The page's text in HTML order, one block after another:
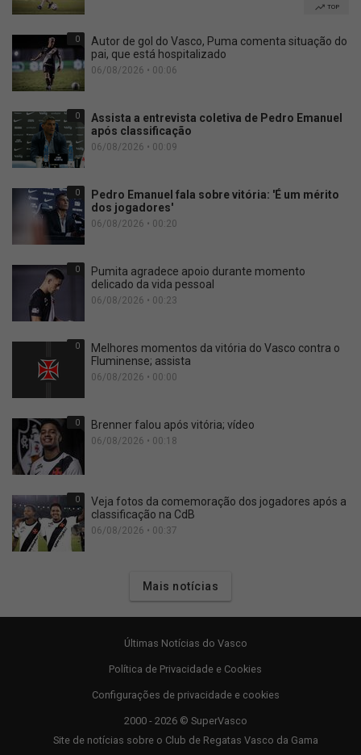
TOP
0
Autor de gol do Vasco, Puma comenta situação do
pai, que está hospitalizado
06/08/2026 • 00:06
0
Assista a entrevista coletiva de Pedro Emanuel
após classificação
06/08/2026 • 00:09
0
Pedro Emanuel fala sobre vitória: 'É um mérito
dos jogadores'
06/08/2026 • 00:20
0
Pumita agradece apoio durante momento
delicado da vida pessoal
06/08/2026 • 00:23
0
Melhores momentos da vitória do Vasco contra o
Fluminense; assista
06/08/2026 • 00:00
0 Brenner falou após vitória; vídeo
06/08/2026 • 00:18
0
Veja fotos da comemoração dos jogadores após a
classificação na CdB
06/08/2026 • 00:37
Mais notícias
Últimas Notícias do Vasco
Política de Privacidade e Cookies
Configurações de privacidade e cookies
2000 - 2026 © SuperVasco
Site de notícias sobre o Club de Regatas Vasco da Gama